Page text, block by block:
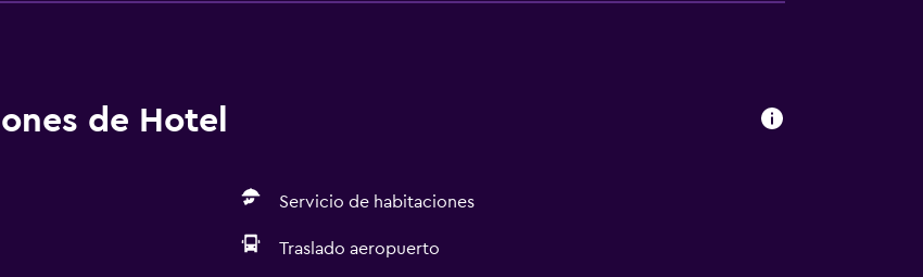
de Hotel
Servicio de habitaciones
Traslado aeropuerto